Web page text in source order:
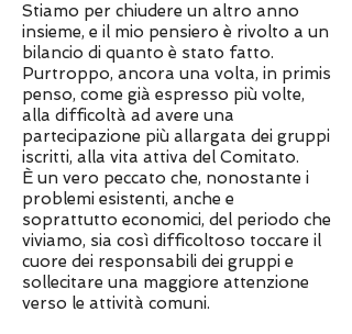
Stiamo per chiudere un altro anno
insieme, e il mio pensiero è rivolto a un
bilancio di quanto è stato fatto.
Purtroppo, ancora una volta, in primis
penso, come già espresso più volte,
alla difficoltà ad avere una
partecipazione più allargata dei gruppi
iscritti, alla vita attiva del Comitato.
È un vero peccato che, nonostante i
problemi esistenti, anche e
soprattutto economici, del periodo che
viviamo, sia così difficoltoso toccare il
cuore dei responsabili dei gruppi e
sollecitare una maggiore attenzione
verso le attività comuni.